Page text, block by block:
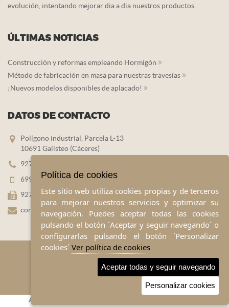
evolución, intentando mejorar dia a dia nuestros productos.
ÚLTIMAS NOTICIAS
Construcción y reformas empleando Hormigón
Método de fabricación en masa para nuestras travesías
¡Nuevos modelos disponibles de aplacado!
DATOS DE CONTACTO
Polígono industrial, Parcela L-13
10691 Galisteo (Cáceres)
927 452 383
699 445 560
927 452 180
contacto@prefabricadosextremadura.com
Aviso legal
Política de cookies
Este sitio web utiliza cookies propias y de terceros
para mejorar nuestros servicios y optimizar su
navegación. Puedes aceptar todas las cookies
pulsando el botón ´Aceptar y seguir navegando´ o
configurarlas pulsando el botón ´Personalizar
cookies´ Ver política de cookies
Aceptar todas y seguir navegando
Personalizar cookies